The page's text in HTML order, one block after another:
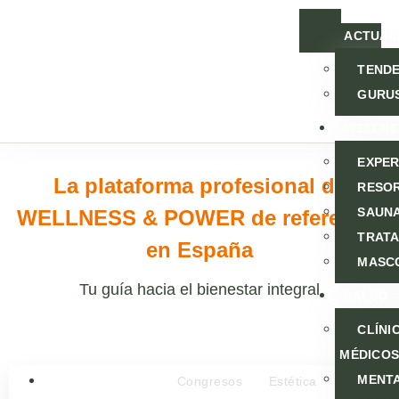
MÉDICOS
La plataforma profesional de
WELLNESS & POWER de referencia
en España
Tu guía hacia el bienestar integral
Congresos Estética Salud